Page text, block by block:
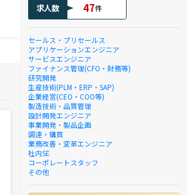
求人数 47件
セールス・プリセールス
アプリケーションエンジニア
サービスエンジニア
ファイナンス管理(CFO・財務等)
研究開発
生産技術(PLM・ERP・SAP)
企業経営(CEO・COO等)
製造技術・品質管理
設計開発エンジニア
事業開発・製品企画
調達・購買
業務改善・変革エンジニア
社内SE
コーポレートスタッフ
その他